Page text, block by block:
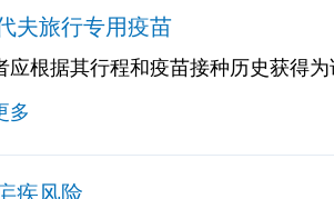
夫旅行专用疫苗
应根据其行程和疫苗接种历史获得
多